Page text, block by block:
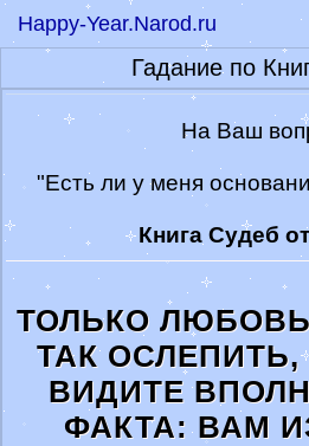
Гадание по
На Ваш
"Есть ли у меня
Книга Судеб
ТОЛЬКО
ТАК
ВИДИТЕ
ФАКТА: ВАМ
Happy-Year.Narod.ru
-на кофейной гуще
-гадания на
Народные
Народные
Сонник
Лунный календарь
Гороскопы
- Гороскоп на
Гороскоп на
-Гороскоп на
Признание в
Значение имени